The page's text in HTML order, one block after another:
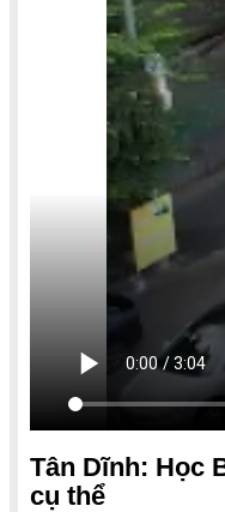
Tân Dĩnh: Học
cụ thể